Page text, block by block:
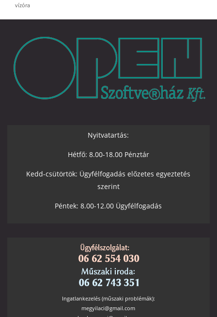
vízóra
Nyitvatartás:
Hétfő: 8.00-18.00 Pénztár
Kedd-csütörtök: Ügyfélfogadás előzetes egyeztetés
szerint
Péntek: 8.00-12.00 Ügyfélfogadás
Ingatlankezelés (műszaki problémák):
megyilaci@gmail.com